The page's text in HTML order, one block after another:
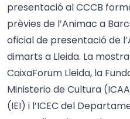
presentació al CCCB
prèvies de l’Animac a
oficial de presentació de
dimarts a Lleida. La
CaixaForum Lleida, la
Ministerio de Cultura
(IEI) i l’ICEC del